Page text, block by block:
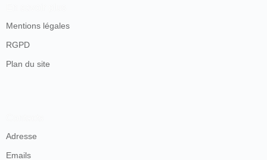
Mentions légales
RGPD
Plan du site
Adresse
Emails